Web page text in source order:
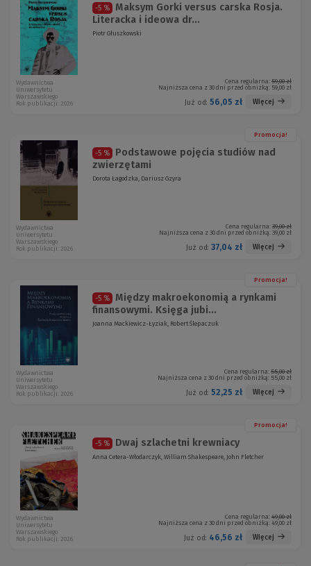
-5 %
Maksym Gorki versus carska Rosja.
Literacka i ideowa dr...
Piotr Głuszkowski
Cena regularna: 59,00 zł
Najniższa cena z 30 dni przed obniżką: 59,00 zł
Już od: 56,05 zł Więcej
Wydawnictwa
Uniwersytetu
Warszawskiego
Rok publikacji: 2026
Promocja!
-5 %
Podstawowe pojęcia studiów nad
zwierzętami
Dorota Łagodzka, Dariusz Gzyra
Cena regularna: 39,00 zł
Najniższa cena z 30 dni przed obniżką: 39,00 zł
Już od: 37,04 zł Więcej
Wydawnictwa
Uniwersytetu
Warszawskiego
Rok publikacji: 2026
Promocja!
-5 %
Między makroekonomią a rynkami
finansowymi. Księga jubi...
Joanna Mackiewicz-Łyziak, Robert Ślepaczuk
Cena regularna: 55,00 zł
Najniższa cena z 30 dni przed obniżką: 55,00 zł
Już od: 52,25 zł Więcej
Wydawnictwa
Uniwersytetu
Warszawskiego
Rok publikacji: 2026
Promocja!
-5 % Dwaj szlachetni krewniacy
Anna Cetera-Włodarczyk, William Shakespeare, John Fletcher
Cena regularna: 49,00 zł
Najniższa cena z 30 dni przed obniżką: 49,00 zł
Już od: 46,56 zł Więcej
Wydawnictwa
Uniwersytetu
Warszawskiego
Rok publikacji: 2026